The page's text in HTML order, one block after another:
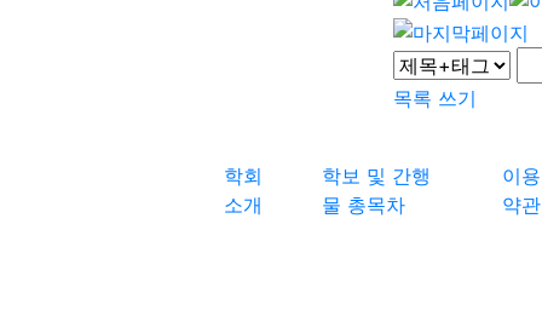
목록 쓰기
학회
소개
학보 및 간행
물 총목차
이용
약관